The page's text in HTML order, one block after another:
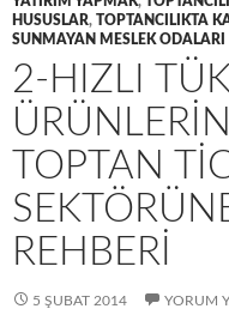
HUSUSLAR, TOPTANCILIKTA
SUNMAYAN MESLEK ODALARI
2-HIZLI
TOPTAN
REHBERI
5 ŞUBAT 2014 YORUM